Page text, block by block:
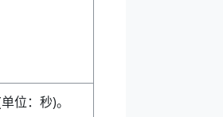
位：秒)。